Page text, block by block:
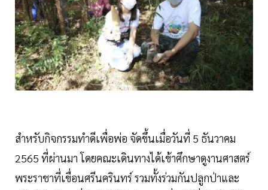
สำหรับกิจกรรมทำดีเพื่อพ่อ จัดขึ้นเมื่อวันที่ 5 ธันวาคม
2565 ที่ผ่านมา โดยคณะเดินทางได้เข้าศึกษาดูงานศาสตร์
พระราชาที่เขื่อนศรีนครินทร์ รวมทั้งร่วมกันปลูกป่าและ